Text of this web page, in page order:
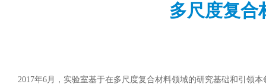
多尺度复合
2017年6月，实验室基于在多尺度复合材料领域的研究基础和引领